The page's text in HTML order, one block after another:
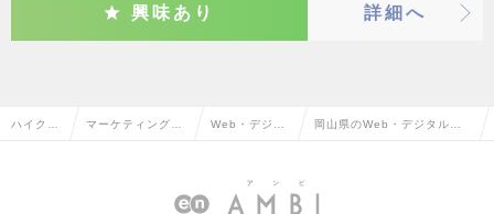
興味あり 詳細へ
ハイクラ マーケティング・ Web・デジタ
ング
岡山県のWeb・デジタルマ
報一覧